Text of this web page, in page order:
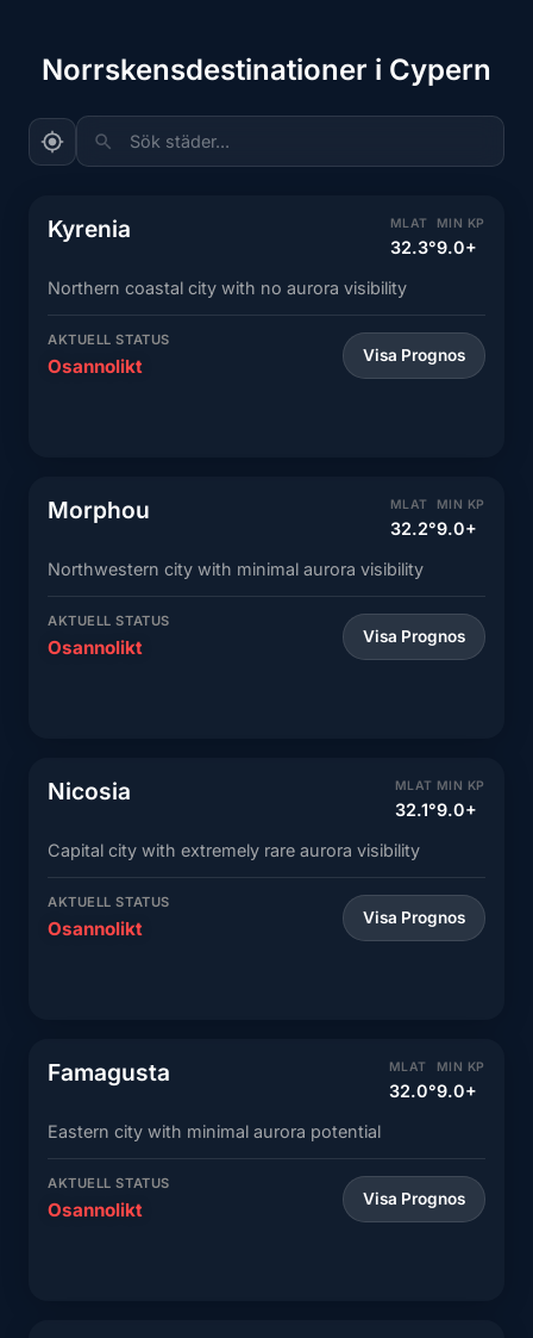
Norrskensdestinationer i Cypern
Sök städer...
Kyrenia MLAT
32.3°
MIN KP
9.0+
Northern coastal city with no aurora visibility
AKTUELL STATUS
Osannolikt Visa Prognos
Morphou MLAT
32.2°
MIN KP
9.0+
Northwestern city with minimal aurora visibility
AKTUELL STATUS
Osannolikt Visa Prognos
Nicosia MLAT
32.1°
MIN KP
9.0+
Capital city with extremely rare aurora visibility
AKTUELL STATUS
Osannolikt Visa Prognos
Famagusta MLAT
32.0°
MIN KP
9.0+
Eastern city with minimal aurora potential
AKTUELL STATUS
Osannolikt Visa Prognos